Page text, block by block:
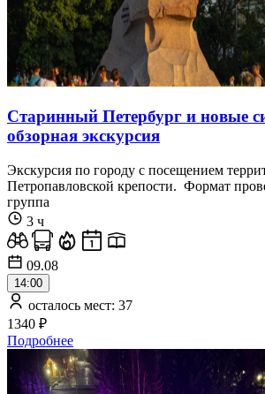
Старинный Петербург и новые
обзорная экскурсия
Экскурсия по городу с посещением
Петропавловской крепости. Формат
группа
3 ч
09.08
14:00
осталось мест: 37
1340 ₽
Подробнее